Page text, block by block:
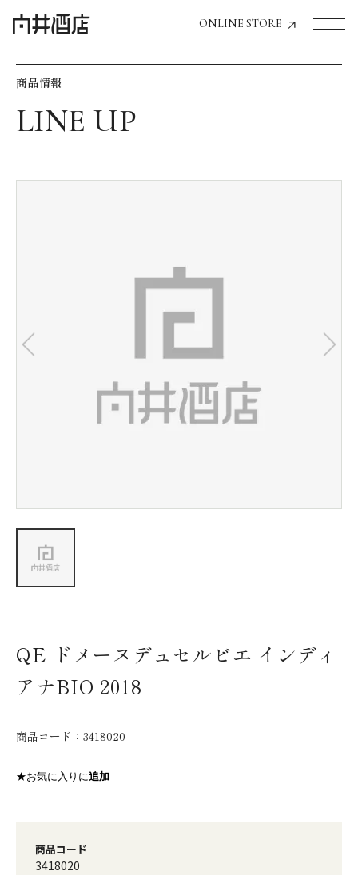
ONLINE STORE
飲食店経営のお客様
お気に入り機能の活用方法
会社情報
商品情報
QE ドメーヌデュセルビエ インディ
アナBIO 2018
商品コード： 3418020
★お気に入りに追加
商品コード
3418020